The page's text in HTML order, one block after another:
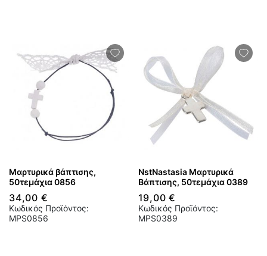
Μαρτυρικά βάπτισης,
50τεμάχια 0856
34,00 €
Κωδικός Προϊόντος:
MPS0856
NstNastasia Μαρτυρικά
Βάπτισης, 50τεμάχια 0389
19,00 €
Κωδικός Προϊόντος:
MPS0389